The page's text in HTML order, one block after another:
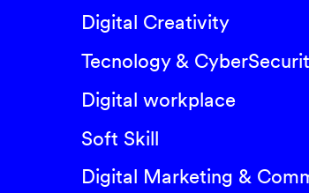
Digital Creativity
Tecnology &
Digital workplace
Soft Skill
Digital Marketing &